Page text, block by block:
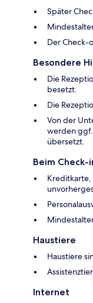
Später
Der Check-
Besondere
Die
besetzt.
Die
Von der
werden
übersetzt.
Beim
Haustiere
Haustiere
Internet